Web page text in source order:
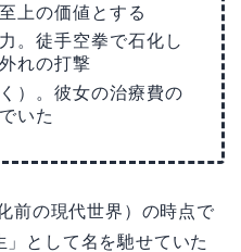
上の価値とする
。徒手空拳で石化し
れの打撃
）。彼女の治療費の
いた
前の現代世界）の時点で
として名を馳せていた